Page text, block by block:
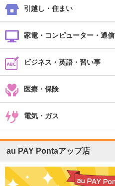
引越し・住まい
家電・コンピューター・通信
ビジネス・英語・習い事
医療・保険
電気・ガス
au PAY Pontaアップ店